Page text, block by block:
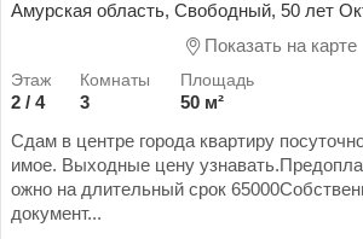
Амурская область, Свободный, 50 лет
Показать на карте
2 / 4 3
50 м²
Сдам в центре города квартиру
имое. Выходные цену
ожно на длительный срок
документ...